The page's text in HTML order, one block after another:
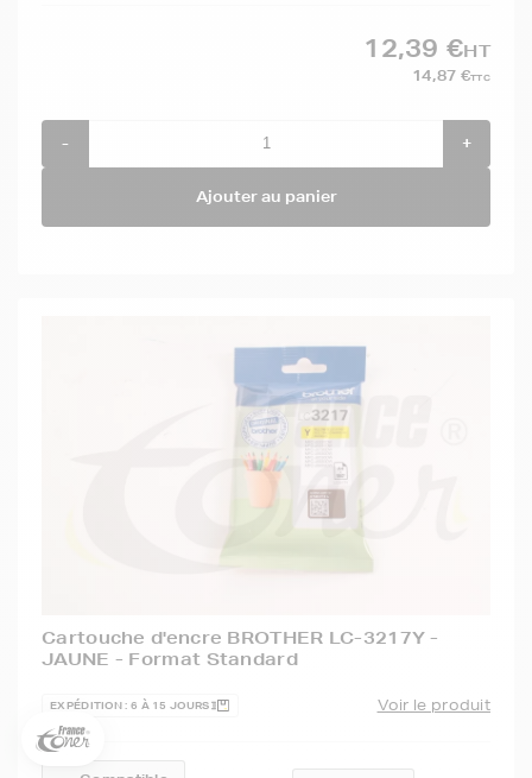
12,39 €HT
14,87 €TTC
- +
Ajouter au panier
Cartouche d'encre BROTHER LC-3217Y -
JAUNE - Format Standard
EXPÉDITION : 6 À 15 JOURS Voir le produit
5€
Inscrivez-vous à notre newsletter, suivez notre actualité et
d’une remise de 5€sur votre 1ère
commande * !